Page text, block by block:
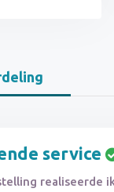
service
realiseerde